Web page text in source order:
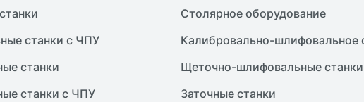
станки с ЧПУ
станки
станки с ЧПУ
Столярное оборудование
Калибровально-шлифовальное
Щеточно-шлифовальные станки
Заточные станки